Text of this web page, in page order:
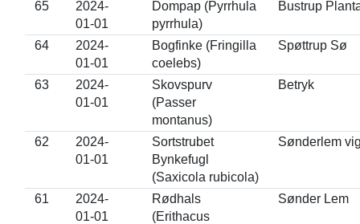
65
2024-
01-01
Dompap (Pyrrhula
pyrrhula)
Bustrup
64
2024-
01-01
Bogfinke (Fringilla
coelebs)
Spøttrup Sø
63
2024-
01-01
Skovspurv
(Passer
montanus)
Betryk
62
2024-
01-01
Sortstrubet
Bynkefugl
(Saxicola rubicola)
Sønderlem
61
2024-
01-01
Rødhals
(Erithacus
Sønder Lem